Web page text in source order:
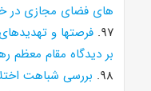
های فضای مجازی در
۹۷. فرصتها و
بر دیدگاه مقام معظم
۹۸.